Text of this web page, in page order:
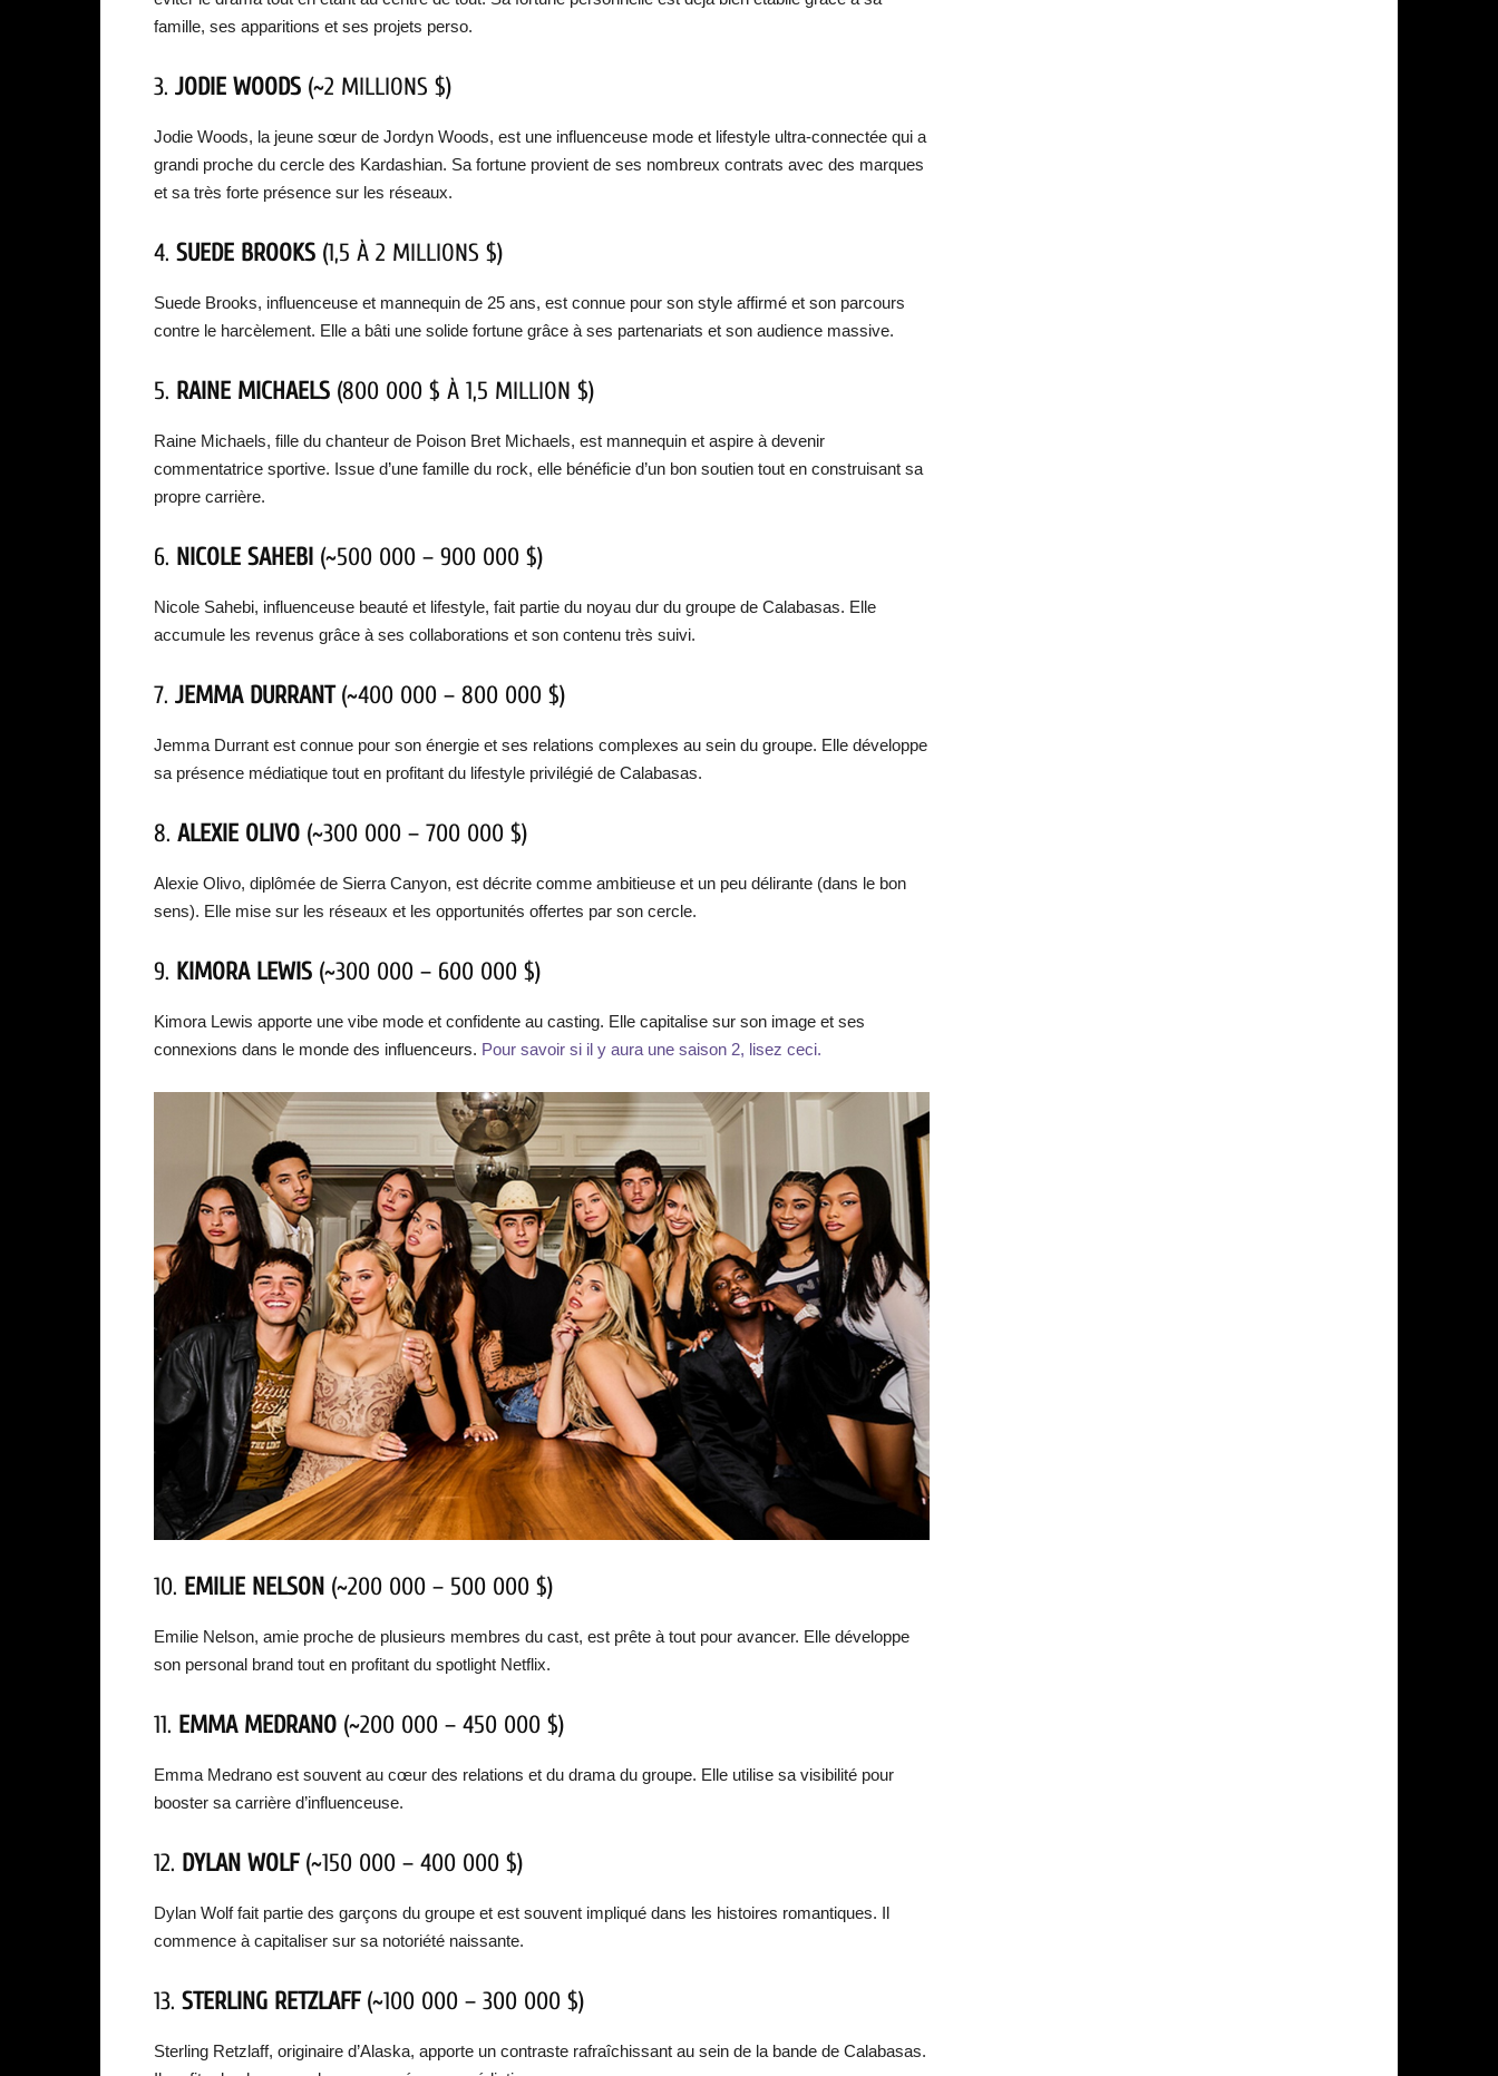
famille, ses apparitions et ses projets perso.
3. JODIE WOODS (~2 MILLIONS $)
Jodie Woods, la jeune sœur de Jordyn Woods, est une influenceuse mode et lifestyle ultra-connectée qui a
grandi proche du cercle des Kardashian. Sa fortune provient de ses nombreux contrats avec des marques
et sa très forte présence sur les réseaux.
4. SUEDE BROOKS (1,5 À 2 MILLIONS $)
Suede Brooks, influenceuse et mannequin de 25 ans, est connue pour son style affirmé et son parcours
contre le harcèlement. Elle a bâti une solide fortune grâce à ses partenariats et son audience massive.
5. RAINE MICHAELS (800 000 $ À 1,5 MILLION $)
Raine Michaels, fille du chanteur de Poison Bret Michaels, est mannequin et aspire à devenir
commentatrice sportive. Issue d’une famille du rock, elle bénéficie d’un bon soutien tout en construisant sa
propre carrière.
6. NICOLE SAHEBI (~500 000 – 900 000 $)
Nicole Sahebi, influenceuse beauté et lifestyle, fait partie du noyau dur du groupe de Calabasas. Elle
accumule les revenus grâce à ses collaborations et son contenu très suivi.
7. JEMMA DURRANT(~400 000 – 800 000 $)
Jemma Durrant est connue pour son énergie et ses relations complexes au sein du groupe. Elle développe
sa présence médiatique tout en profitant du lifestyle privilégié de Calabasas.
8. ALEXIE OLIVO (~300 000 – 700 000 $)
Alexie Olivo, diplômée de Sierra Canyon, est décrite comme ambitieuse et un peu délirante (dans le bon
sens). Elle mise sur les réseaux et les opportunités offertes par son cercle.
9. KIMORA LEWIS (~300 000 – 600 000 $)
Kimora Lewis apporte une vibe mode et confidente au casting. Elle capitalise sur son image et ses
connexions dans le monde des influenceurs. Pour savoir si il y aura une saison 2, lisez ceci.
10. EMILIE NELSON (~200 000 – 500 000 $)
Emilie Nelson, amie proche de plusieurs membres du cast, est prête à tout pour avancer. Elle développe
son personal brand tout en profitant du spotlight Netflix.
11. EMMA MEDRANO (~200 000 – 450 000 $)
Emma Medrano est souvent au cœur des relations et du drama du groupe. Elle utilise sa visibilité pour
booster sa carrière d’influenceuse.
12. DYLAN WOLF(~150 000 – 400 000 $)
Dylan Wolf fait partie des garçons du groupe et est souvent impliqué dans les histoires romantiques. Il
commence à capitaliser sur sa notoriété naissante.
13. STERLING RETZLAFF(~100 000 – 300 000 $)
Sterling Retzlaff, originaire d’Alaska, apporte un contraste rafraîchissant au sein de la bande de Calabasas.